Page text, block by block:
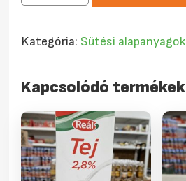
250g
Kategória: Sütési alapanyagok
Kapcsolódó termékek